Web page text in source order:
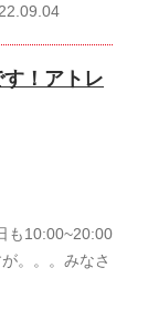
！アトレ
も10:00~20:00
。。。みなさ